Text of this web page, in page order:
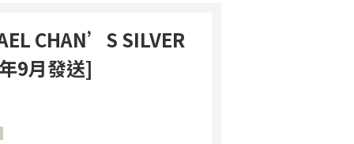
CHAN’S SILVER
9月發送]